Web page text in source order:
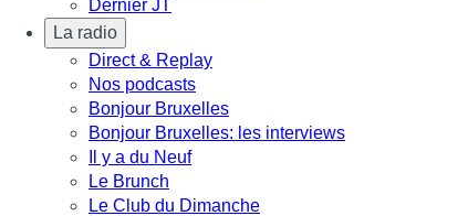
Dernier JT
La radio
Direct & Replay
Nos podcasts
Bonjour Bruxelles
Bonjour Bruxelles: les interviews
Il y a du Neuf
Le Brunch
Le Club du Dimanche